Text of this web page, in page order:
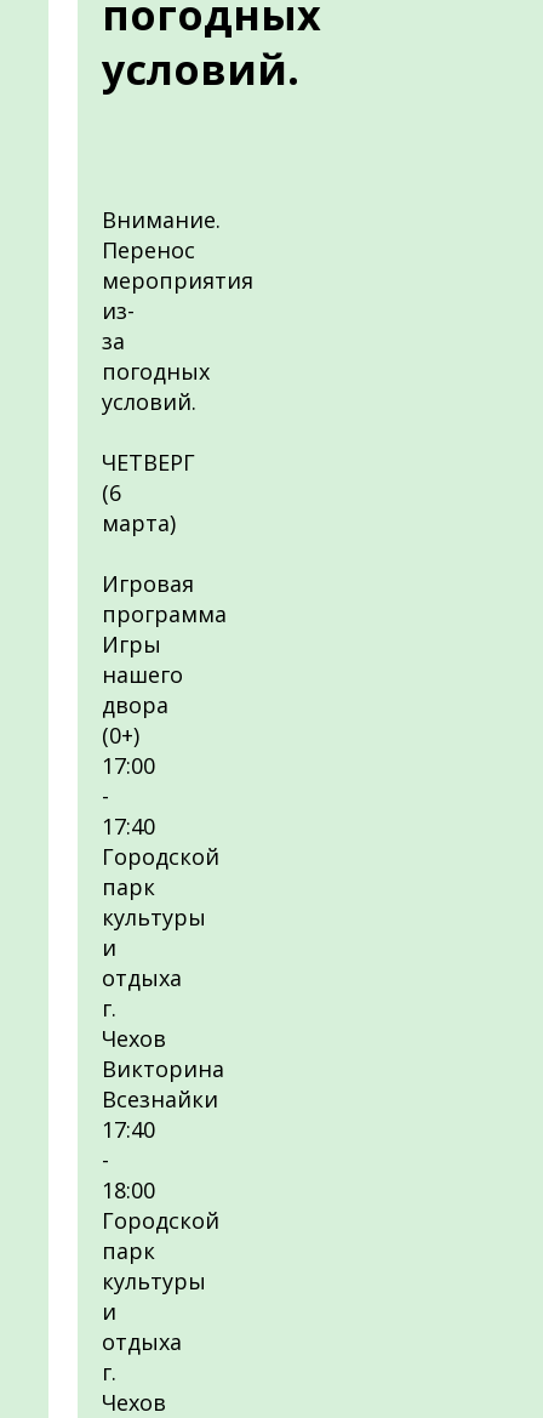
погодных
условий.
Внимание.
Перенос
мероприятия
из-
за
погодных
условий.
ЧЕТВЕРГ
(6
марта)
Игровая
программа
Игры
нашего
двора
(0+)
17:00
-
17:40
Городской
парк
культуры
и
отдыха
г.
Чехов
Викторина
Всезнайки
17:40
-
18:00
Городской
парк
культуры
и
отдыха
г.
Чехов